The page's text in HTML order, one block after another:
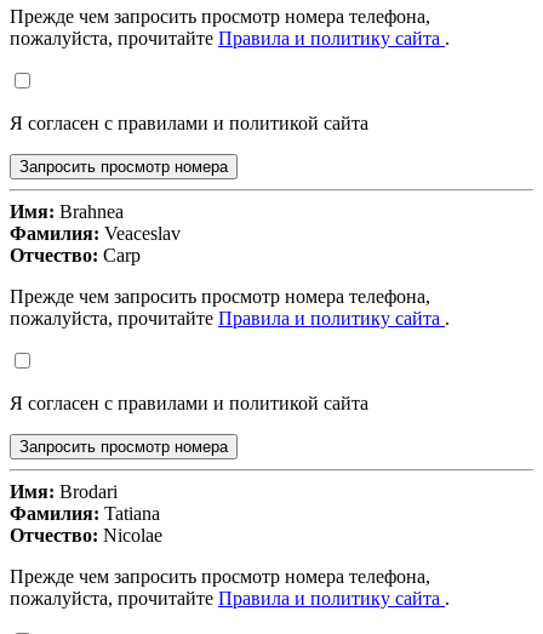
Прежде чем запросить просмотр номера телефона,
пожалуйста, прочитайте Правила и политику сайта .
Я согласен с правилами и политикой сайта
Запросить просмотр номера
Имя: Brahnea
Фамилия: Veaceslav
Отчество: Carp
Прежде чем запросить просмотр номера телефона,
пожалуйста, прочитайте Правила и политику сайта .
Я согласен с правилами и политикой сайта
Запросить просмотр номера
Имя: Brodari
Фамилия: Tatiana
Отчество: Nicolae
Прежде чем запросить просмотр номера телефона,
пожалуйста, прочитайте Правила и политику сайта .